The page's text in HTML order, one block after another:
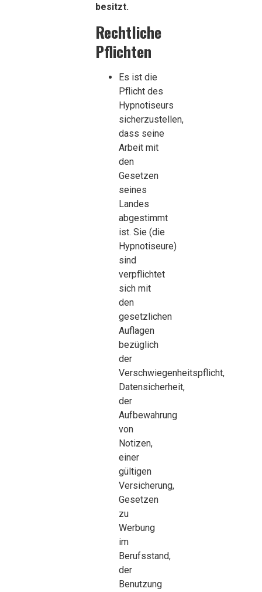
besitzt.
Rechtliche
Pflichten
Es ist die
Pflicht des
Hypnotiseurs
sicherzustellen,
dass seine
Arbeit mit
den
Gesetzen
seines
Landes
abgestimmt
ist. Sie (die
Hypnotiseure)
sind
verpflichtet
sich mit
den
gesetzlichen
Auflagen
bezüglich
der
Verschwiegenheitspflicht,
Datensicherheit,
der
Aufbewahrung
von
Notizen,
einer
gültigen
Versicherung,
Gesetzen
zu
Werbung
im
Berufsstand,
der
Benutzung